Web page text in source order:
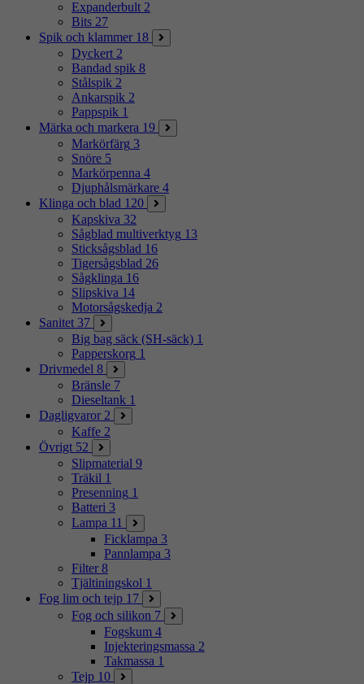
Expanderbult 2
Bits 27
Spik och klammer 18
Dyckert 2
Bandad spik 8
Stålspik 2
Ankarspik 2
Pappspik 1
Märka och markera 19
Markörfärg 3
Snöre 5
Markörpenna 4
Djuphålsmärkare 4
Klinga och blad 120
Kapskiva 32
Sågblad multiverktyg 13
Sticksågsblad 16
Tigersågsblad 26
Sågklinga 16
Slipskiva 14
Motorsågskedja 2
Sanitet 37
Big bag säck (SH-säck) 1
Papperskorg 1
Drivmedel 8
Bränsle 7
Dieseltank 1
Dagligvaror 2
Kaffe 2
Övrigt 52
Slipmaterial 9
Träkil 1
Presenning 1
Batteri 3
Lampa 11
Ficklampa 3
Pannlampa 3
Filter 8
Tjältiningskol 1
Fog lim och tejp 17
Fog och silikon 7
Fogskum 4
Injekteringsmassa 2
Takmassa 1
Tejp 10